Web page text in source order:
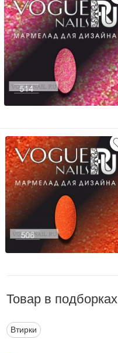
Товар в подборках
Втирки